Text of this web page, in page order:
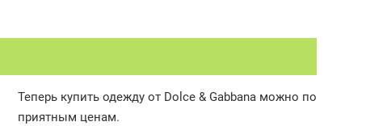
Теперь купить одежду от Dolce & Gabbana можно по
приятным ценам.